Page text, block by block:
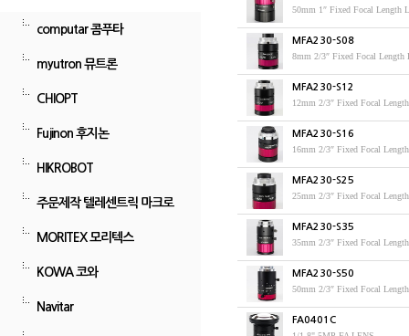
computar 콤푸타
myutron 뮤트론
CHIOPT
Fujinon 후지논
HIKROBOT
주문제작 텔레센트릭 마크로
MORITEX 모리텍스
KOWA 코와
Navitar
50mm 1″ Fixed Focal Length
MFA230-S08
8mm 2/3″ Fixed Focal
MFA230-S12
12mm 2/3″ Fixed Focal
MFA230-S16
16mm 2/3″ Fixed Focal
MFA230-S25
25mm 2/3″ Fixed Focal
MFA230-S35
35mm 2/3″ Fixed Focal
MFA230-S50
50mm 2/3″ Fixed Focal
FA0401C